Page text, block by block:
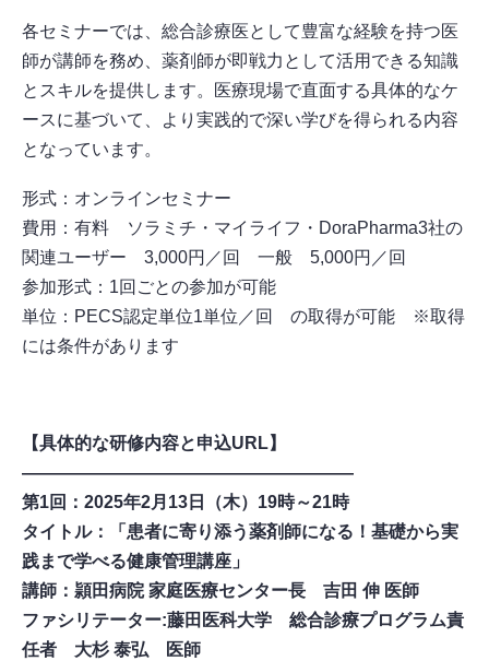
各セミナーでは、総合診療医として豊富な経験を持つ医
師が講師を務め、薬剤師が即戦力として活用できる知識
とスキルを提供します。医療現場で直面する具体的なケ
ースに基づいて、より実践的で深い学びを得られる内容
となっています。
形式：オンラインセミナー
費用：有料 ソラミチ・マイライフ・DoraPharma3社の
関連ユーザー 3,000円／回 一般 5,000円／回
参加形式：1回ごとの参加が可能
単位：PECS認定単位1単位／回 の取得が可能 ※取得
には条件があります
【具体的な研修内容と申込URL】
―――――――――――――――――――
第1回：2025年2月13日（木）19時～21時
タイトル：「患者に寄り添う薬剤師になる！基礎から実
践まで学べる健康管理講座」
講師：頴田病院 家庭医療センター長 吉田 伸 医師
ファシリテーター:藤田医科大学 総合診療プログラム責
任者 大杉 泰弘 医師